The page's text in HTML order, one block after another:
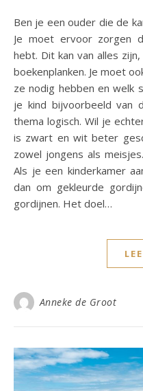
Ben je een ouder die de kamer van zijn kind gaat inrichten?
Je moet ervoor zorgen
hebt. Dit kan van alles
boekenplanken. Je moet
ze nodig hebben en welk
je kind bijvoorbeeld van
thema logisch. Wil je
is zwart en wit beter
zowel jongens als
Als je een kinderkamer
dan om gekleurde
gordijnen. Het doel…
Anneke de Groot